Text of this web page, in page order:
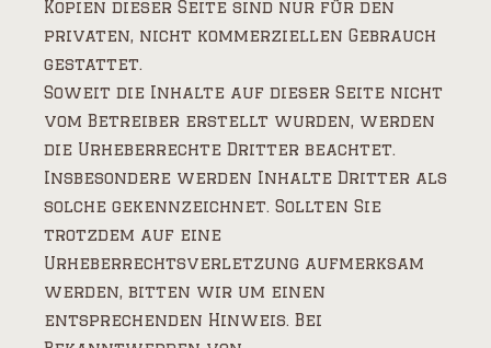
Kopien dieser Seite sind nur für den
privaten, nicht kommerziellen Gebrauch
gestattet.
Soweit die Inhalte auf dieser Seite nicht
vom Betreiber erstellt wurden, werden
die Urheberrechte Dritter beachtet.
Insbesondere werden Inhalte Dritter als
solche gekennzeichnet. Sollten Sie
trotzdem auf eine
Urheberrechtsverletzung aufmerksam
werden, bitten wir um einen
entsprechenden Hinweis. Bei